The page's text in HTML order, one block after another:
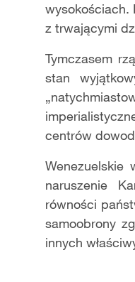
wysokościach.
z trwającymi
Tymczasem
stan
centrów
Wenezuelskie
naruszenie
równości
samoobrony
innych